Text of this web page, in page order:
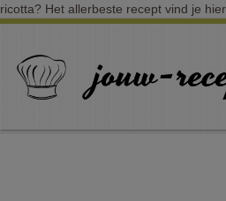
ricotta? Het allerbeste recept vind je